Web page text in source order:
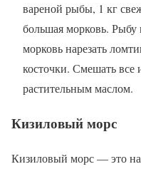
вареной рыбы, 1 кг
большая морковь. Рыбу
морковь нарезать
косточки. Смешать все
растительным маслом.
Кизиловый морс
Кизиловый морс — это